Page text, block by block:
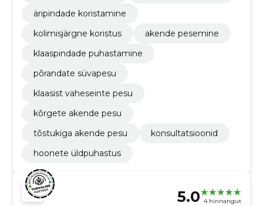
äripindade koristamine
kolimisjärgne koristus
akende pesemine
klaaspindade puhastamine
põrandate süvapesu
klaasist vaheseinte pesu
kõrgete akende pesu
tõstukiga akende pesu
konsultatsioonid
hoonete üldpuhastus
5.0 4 hinnangut